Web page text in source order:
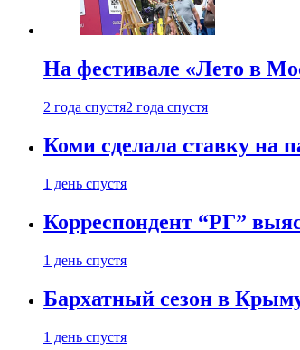
На фестивале «Лето в
2 года спустя2 года спустя
Коми сделала ставку на
1 день спустя
Корреспондент “РГ”
1 день спустя
Бархатный сезон в
1 день спустя